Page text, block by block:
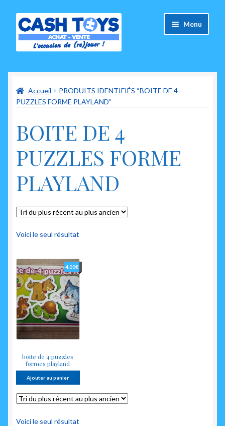
Aller
à
Aller
au
contenu
Menu
Carte Cadeau
Accueil
PRODUITS IDENTIFIÉS “BOITE DE 4
PUZZLES FORME PLAYLAND”
BOITE DE 4
PUZZLES FORME
PLAYLAND
Voici le seul résultat
boite de 4 puzzles
formes playland
4.00€
Ajouter au panier
Voici le seul résultat